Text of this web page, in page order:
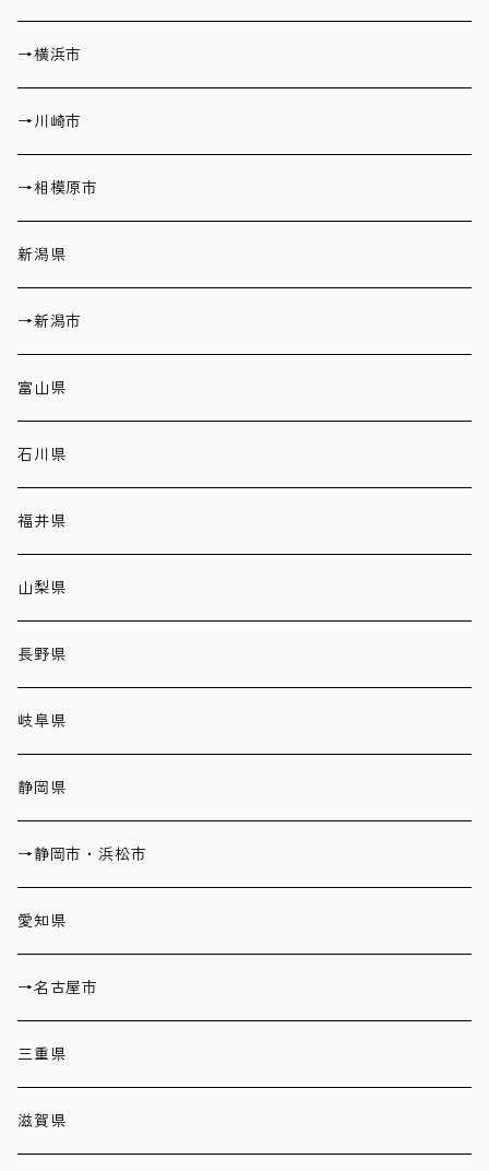
→横浜市
→川崎市
→相模原市
新潟県
→新潟市
富山県
石川県
福井県
山梨県
長野県
岐阜県
静岡県
→静岡市・浜松市
愛知県
→名古屋市
三重県
滋賀県